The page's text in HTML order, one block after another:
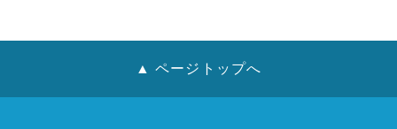
▲ ページトップへ